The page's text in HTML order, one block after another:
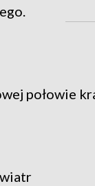
połowie